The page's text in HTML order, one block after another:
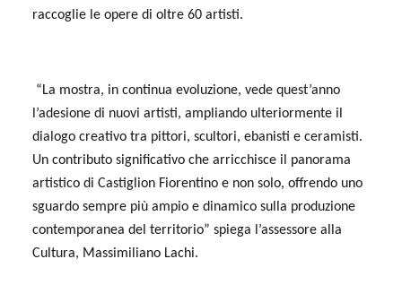
raccoglie le opere di oltre 60 artisti.
“La mostra, in continua evoluzione, vede quest’anno
l’adesione di nuovi artisti, ampliando ulteriormente il
dialogo creativo tra pittori, scultori, ebanisti e ceramisti.
Un contributo significativo che arricchisce il panorama
artistico di Castiglion Fiorentino e non solo, offrendo uno
sguardo sempre più ampio e dinamico sulla produzione
contemporanea del territorio” spiega l’assessore alla
Cultura, Massimiliano Lachi.